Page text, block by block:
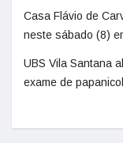
Casa Flávio de
neste sábado (8)
UBS Vila Santana
exame de